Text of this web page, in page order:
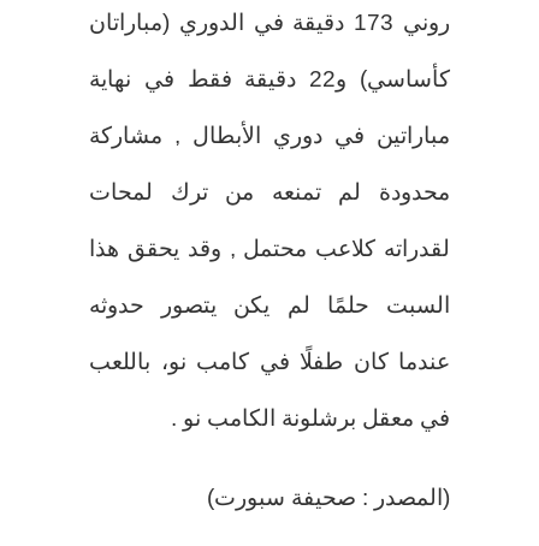
روني 173 دقيقة في الدوري (مباراتان
كأساسي) و22 دقيقة فقط في نهاية
مباراتين في دوري الأبطال , مشاركة
محدودة لم تمنعه من ترك لمحات
لقدراته كلاعب محتمل , وقد يحقق هذا
السبت حلمًا لم يكن يتصور حدوثه
عندما كان طفلًا في كامب نو، باللعب
في معقل برشلونة الكامب نو .
(المصدر : صحيفة سبورت)